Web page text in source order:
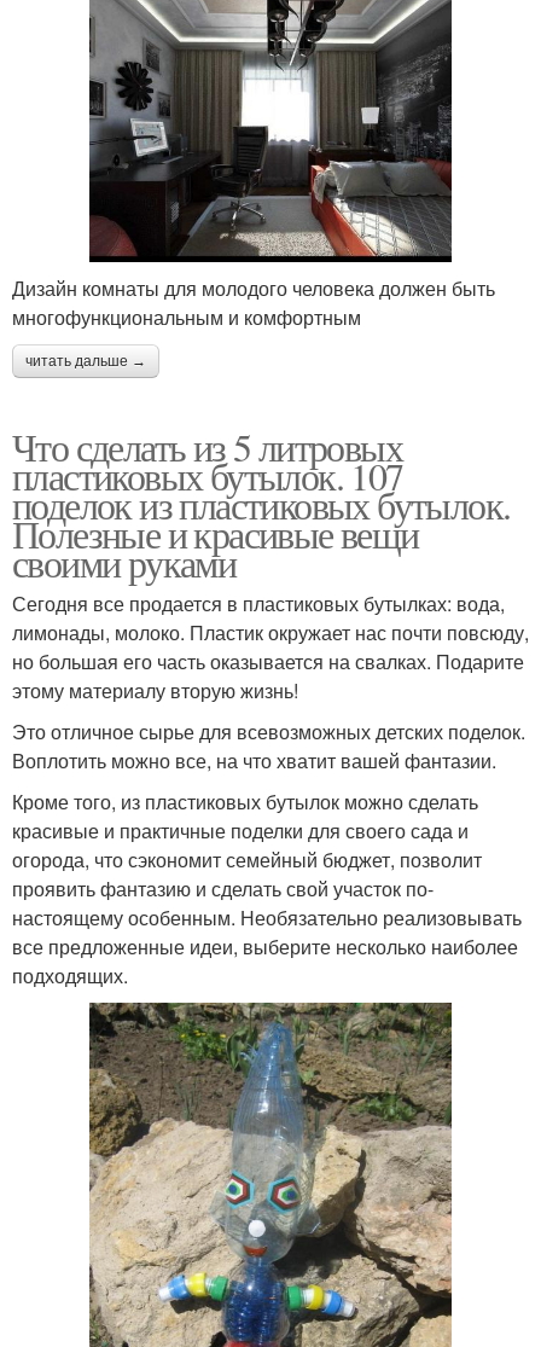
Дизайн комнаты для молодого человека должен быть
многофункциональным и комфортным
читать дальше →
Что сделать из 5 литровых
пластиковых бутылок. 107
поделок из пластиковых бутылок.
Полезные и красивые вещи
своими руками
Сегодня все продается в пластиковых бутылках: вода,
лимонады, молоко. Пластик окружает нас почти повсюду,
но большая его часть оказывается на свалках. Подарите
этому материалу вторую жизнь!
Это отличное сырье для всевозможных детских поделок.
Воплотить можно все, на что хватит вашей фантазии.
Кроме того, из пластиковых бутылок можно сделать
красивые и практичные поделки для своего сада и
огорода, что сэкономит семейный бюджет, позволит
проявить фантазию и сделать свой участок по-
настоящему особенным. Необязательно реализовывать
все предложенные идеи, выберите несколько наиболее
подходящих.